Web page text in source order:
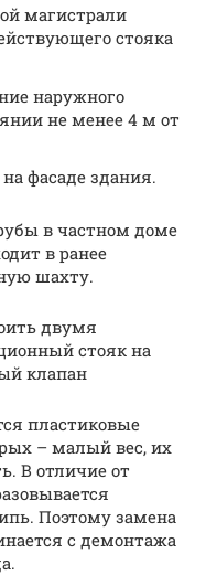
магистрали
стояка
наружного
не менее 4 м от
фасаде здания.
в частном доме
в ранее
шахту.
двумя
стояк на
клапан
пластиковые
– малый вес, их
В отличие от
Поэтому замена
с демонтажа